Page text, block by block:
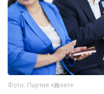
Фото: Партия «Әділет»